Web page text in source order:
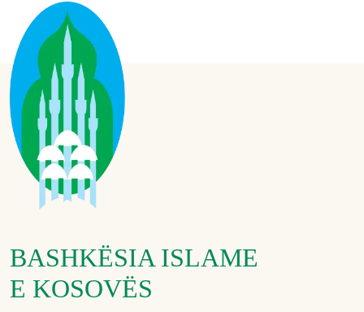
BASHKËSIA ISLAME
E KOSOVËS